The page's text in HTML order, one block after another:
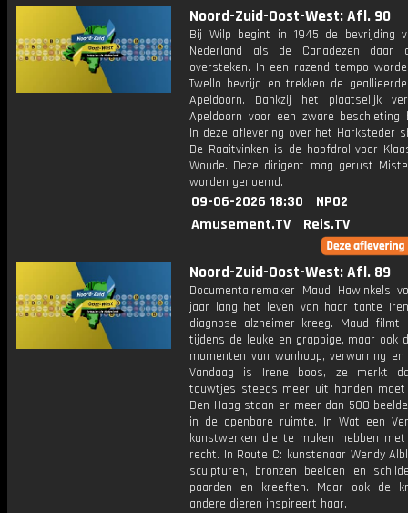
Noord-Zuid-Oost-West: Afl. 90
Bij Wilp begint in 1945 de bevrijding
Nederland als de Canadezen daar
oversteken. In een razend tempo
Twello bevrijd en trekken de
Apeldoorn. Dankzij het plaatselijk
Apeldoorn voor een zware beschieting
In deze aflevering over het Harksteder
De Raaitvinken is de hoofdrol voor
Woude. Deze dirigent mag gerust
worden genoemd.
09-06-2026 18:30
NPO2
Amusement.TV
Reis.TV
Noord-Zuid-Oost-West: Afl. 89
Documentairemaker Maud Hawinkels
jaar lang het leven van haar tante
diagnose alzheimer kreeg. Maud filmt
tijdens de leuke en grappige, maar ook
momenten van wanhoop, verwarring
Vandaag is Irene boos, ze merkt
touwtjes steeds meer uit handen moet
Den Haag staan er meer dan 500
in de openbare ruimte. In Wat een
kunstwerken die te maken hebben
recht. In Route C: kunstenaar Wendy
sculpturen, bronzen beelden en
paarden en kreeften. Maar ook de
andere dieren inspireert haar.